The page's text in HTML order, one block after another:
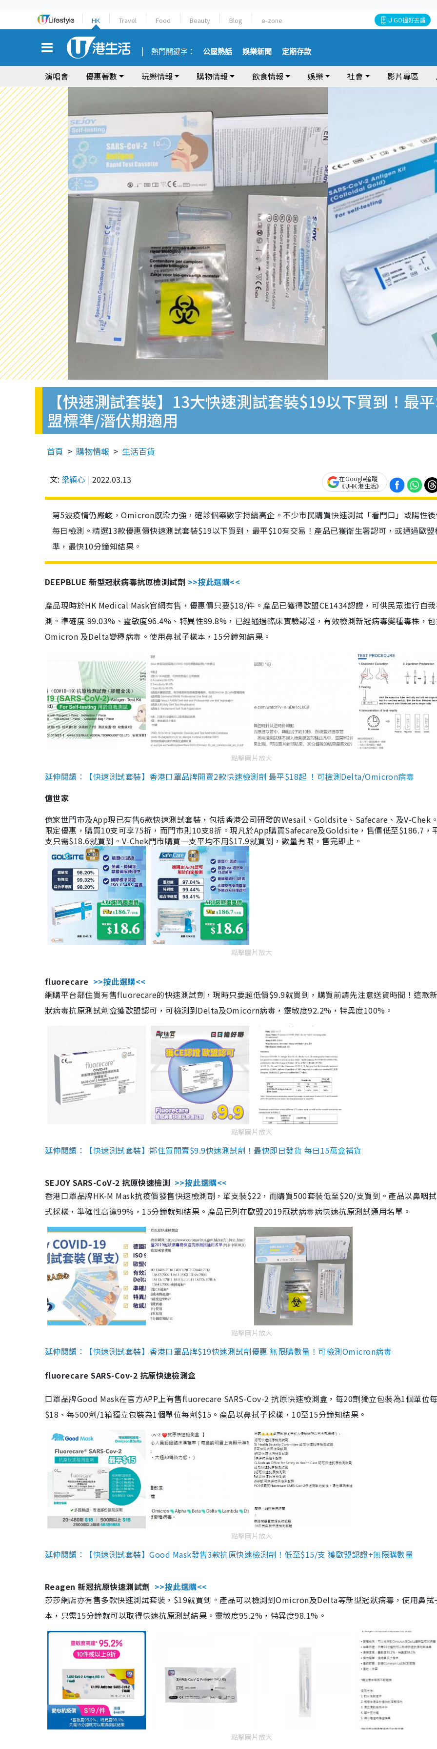
HK Travel Food Beauty Blog e-zone U GO搵好去處
熱門關鍵字： 公屋熱話 娛樂新聞 定期存款
演唱會 優惠著數 玩樂情報 購物情報 飲食情報 娛樂 社會 影片專區
【快速測試套裝】13大快速測試套裝$19以下買到！最
盟標準/潛伏期適用
首頁 購物情報 生活百貨
文: 梁穎心 2022.03.13
在Google追蹤
《UHK 港生活》
第5波疫情仍嚴峻，Omicron感染力強，確診個案數字持續高企。不少市民購買快速測試「看門口」或陽性
每日檢測。精選13款優惠價快速測試套裝$19以下買到，最平$10有交易！產品已獲衛生署認可，或通過歐盟
準，最快10分鐘知結果。
DEEPBLUE 新型冠狀病毒抗原檢測試劑 >>按此選購<<
產品現時於HK Medical Mask官網有售，優惠價只要$18/件。產品已獲得歐盟CE1434認證，可供民眾進行自
測。準確度 99.03%、靈敏度96.4%、特異性99.8%，已經通過臨床實驗認證，有效檢測新冠病毒變種毒株，
Omicron 及Delta變種病毒。使用鼻拭子樣本，15分鐘知結果。
點擊圖片放大
延伸閱讀：【快速測試套裝】香港口罩品牌開賣2款快速檢測劑 最平$18起 ！可檢測Delta/Omicron病毒
億世家
億家世門市及App現已有售6款快速測試套裝，包括香港公司研發的Wesail、Goldsite、Safecare、及V-Chek
限定優惠，購買10支可享75折，而門市則10支8折。現凡於App購買Safecare及Goldsite，售價低至$186.7，
支只需$18.6就買到。V-Chek門市購買一支平均不用$17.9就買到，數量有限，售完即止。
點擊圖片放大
fluorecare >>按此選購<<
網購平台鄰住買有售fluorecare的快速測試劑，現時只要超低價$9.9就買到，購買前請先注意送貨時間！這款
狀病毒抗原測試劑盒獲歐盟認可，可檢測到Delta及Omicorn病毒，靈敏度92.2%，特異度100%。
點擊圖片放大
延伸閱讀：【快速測試套裝】鄰住買開賣$9.9快速測試劑！最快即日發貨 每日15萬盒補貨
SEJOY SARS-CoV-2 抗原快速檢測 >>按此選購<<
香港口罩品牌HK-M Mask抗疫價發售快速檢測劑，單支裝$22，而購買500套裝低至$20/支買到。產品以鼻咽
式採樣，準確性高達99%，15分鐘就知結果。產品已列在歐盟2019冠狀病毒病快速抗原測試通用名單。
點擊圖片放大
延伸閱讀：【快速測試套裝】香港口罩品牌$19快速測試劑優惠 無限購數量！可檢測Omicron病毒
fluorecare SARS-Cov-2 抗原快速檢測盒
口罩品牌Good Mask在官方APP上有售fluorecare SARS-Cov-2 抗原快速檢測盒，每20劑獨立包裝為1個單位
$18、每500劑/1箱獨立包裝為1個單位每劑$15。產品以鼻拭子採樣，10至15分鐘知結果。
點擊圖片放大
延伸閱讀：【快速測試套裝】Good Mask發售3款抗原快速檢測劑！低至$15/支 獲歐盟認證+無限購數量
Reagen 新冠抗原快速測試劑 >>按此選購<<
莎莎網店亦有售多款快速測試套裝，$19就買到。產品可以檢測到Omicron及Delta等新型冠狀病毒，使用鼻拭
本，只需15分鐘就可以取得快速抗原測試結果。靈敏度95.2%，特異度98.1%。
點擊圖片放大